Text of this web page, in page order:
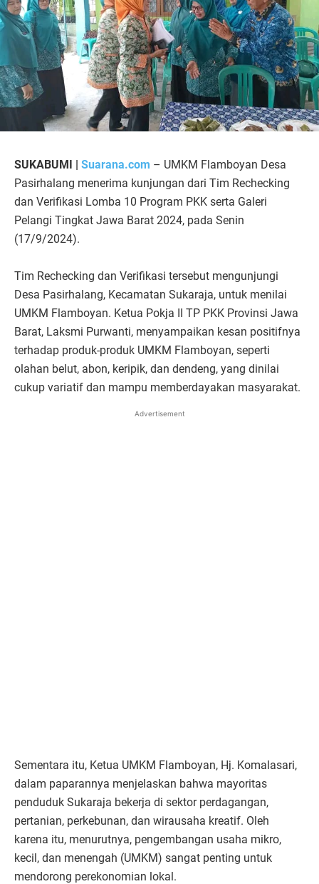
SUKABUMI | Suarana.com – UMKM Flamboyan Desa
Pasirhalang menerima kunjungan dari Tim Rechecking
dan Verifikasi Lomba 10 Program PKK serta Galeri
Pelangi Tingkat Jawa Barat 2024, pada Senin
(17/9/2024).
Tim Rechecking dan Verifikasi tersebut mengunjungi
Desa Pasirhalang, Kecamatan Sukaraja, untuk menilai
UMKM Flamboyan. Ketua Pokja II TP PKK Provinsi Jawa
Barat, Laksmi Purwanti, menyampaikan kesan positifnya
terhadap produk-produk UMKM Flamboyan, seperti
olahan belut, abon, keripik, dan dendeng, yang dinilai
cukup variatif dan mampu memberdayakan masyarakat.
Advertisement
Sementara itu, Ketua UMKM Flamboyan, Hj. Komalasari,
dalam paparannya menjelaskan bahwa mayoritas
penduduk Sukaraja bekerja di sektor perdagangan,
pertanian, perkebunan, dan wirausaha kreatif. Oleh
karena itu, menurutnya, pengembangan usaha mikro,
kecil, dan menengah (UMKM) sangat penting untuk
mendorong perekonomian lokal.